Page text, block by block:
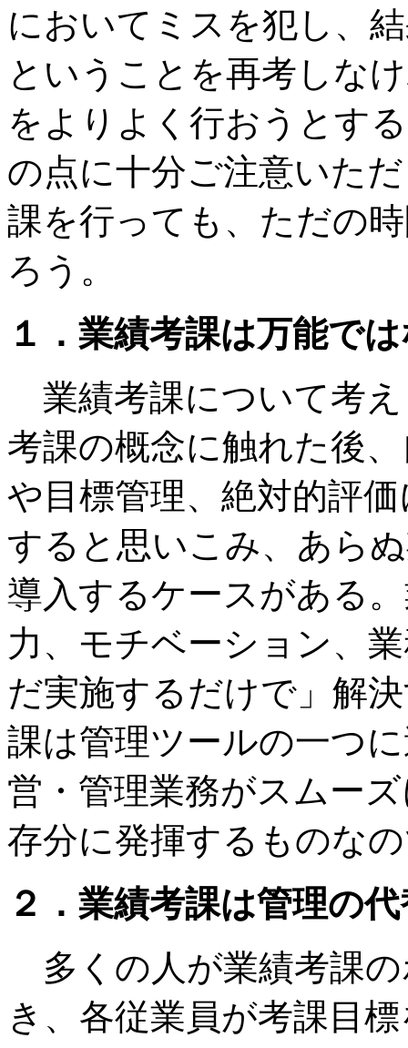
においてミスを犯し、
ということを再考しな
をよりよく行おうとす
の点に十分ご注意いた
課を行っても、ただの
ろう。
１．業績考課は万能で
業績考課について考
考課の概念に触れた後
や目標管理、絶対的評
すると思いこみ、あら
導入するケースがある
力、モチベーション、
だ実施するだけで」解
課は管理ツールの一つ
営・管理業務がスムー
存分に発揮するものな
２．業績考課は管理の
多くの人が業績考課
き、各従業員が考課目